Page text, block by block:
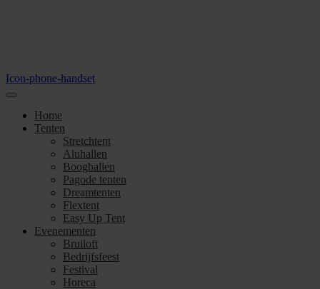
Icon-phone-handset
Home
Tenten
Stretchtent
Aluhallen
Booghallen
Pagode tenten
Dreamtenten
Flextent
Easy Up Tent
Evenementen
Bruiloft
Bedrijfsfeest
Festival
Horeca